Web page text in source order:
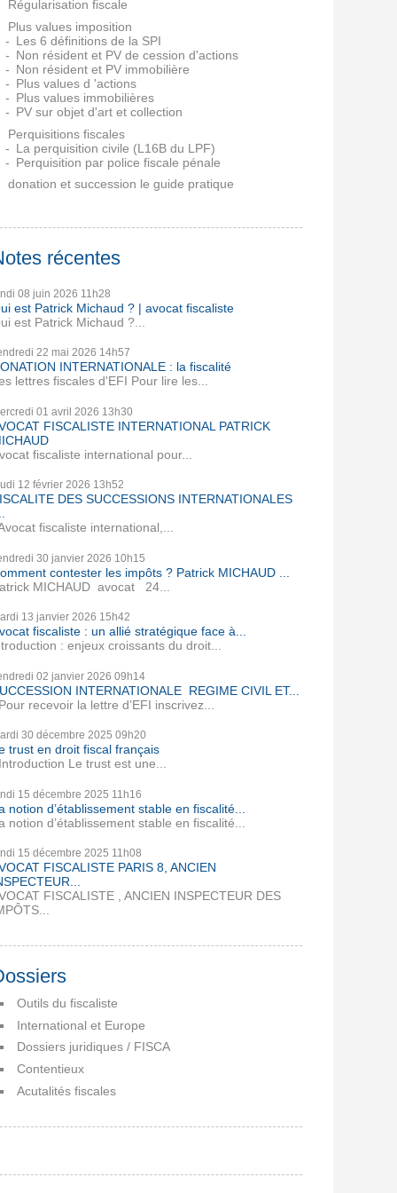
Régularisation fiscale
Plus values imposition
Les 6 définitions de la SPI
Non résident et PV de cession d'actions
Non résident et PV immobilière
Plus values d 'actions
Plus values immobilières
PV sur objet d'art et collection
Perquisitions fiscales
La perquisition civile (L16B du LPF)
Perquisition par police fiscale pénale
donation et succession le guide pratique
récentes
08 juin 2026 11h28
est Patrick Michaud ? | avocat fiscaliste
est Patrick Michaud ?...
22 mai 2026 14h57
INTERNATIONALE : la fiscalité
lettres fiscales d'EFI Pour lire les...
01 avril 2026 13h30
FISCALISTE INTERNATIONAL PATRICK
fiscaliste international pour...
12 février 2026 13h52
DES SUCCESSIONS INTERNATIONALES
fiscaliste international,...
30 janvier 2026 10h15
contester les impôts ? Patrick MICHAUD ...
MICHAUD avocat 24...
13 janvier 2026 15h42
fiscaliste : un allié stratégique face à...
: enjeux croissants du droit...
02 janvier 2026 09h14
INTERNATIONALE REGIME CIVIL ET...
recevoir la lettre d’EFI inscrivez...
30 décembre 2025 09h20
trust en droit fiscal français
Le trust est une...
15 décembre 2025 11h16
notion d’établissement stable en fiscalité...
notion d’établissement stable en fiscalité...
15 décembre 2025 11h08
FISCALISTE PARIS 8, ANCIEN
FISCALISTE , ANCIEN INSPECTEUR DES
Outils du fiscaliste
International et Europe
Dossiers juridiques / FISCA
Contentieux
Acutalités fiscales